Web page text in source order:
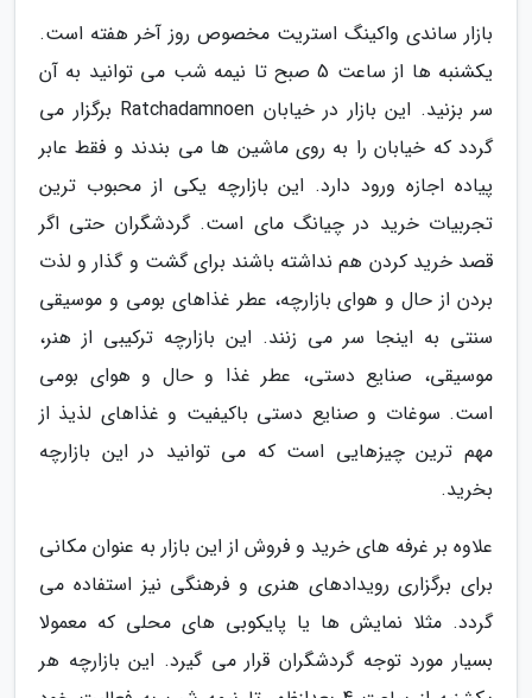
بازار ساندی واکینگ استریت مخصوص روز آخر هفته است.
یکشنبه ها از ساعت 5 صبح تا نیمه شب می توانید به آن
سر بزنید. این بازار در خیابان Ratchadamnoen برگزار می
گردد که خیابان را به روی ماشین ها می بندند و فقط عابر
پیاده اجازه ورود دارد. این بازارچه یکی از محبوب ترین
تجربیات خرید در چیانگ مای است. گردشگران حتی اگر
قصد خرید کردن هم نداشته باشند برای گشت و گذار و لذت
بردن از حال و هوای بازارچه، عطر غذاهای بومی و موسیقی
سنتی به اینجا سر می زنند. این بازارچه ترکیبی از هنر،
موسیقی، صنایع دستی، عطر غذا و حال و هوای بومی
است. سوغات و صنایع دستی باکیفیت و غذاهای لذیذ از
مهم ترین چیزهایی است که می توانید در این بازارچه
بخرید.
علاوه بر غرفه های خرید و فروش از این بازار به عنوان مکانی
برای برگزاری رویدادهای هنری و فرهنگی نیز استفاده می
گردد. مثلا نمایش ها یا پایکوبی های محلی که معمولا
بسیار مورد توجه گردشگران قرار می گیرد. این بازارچه هر